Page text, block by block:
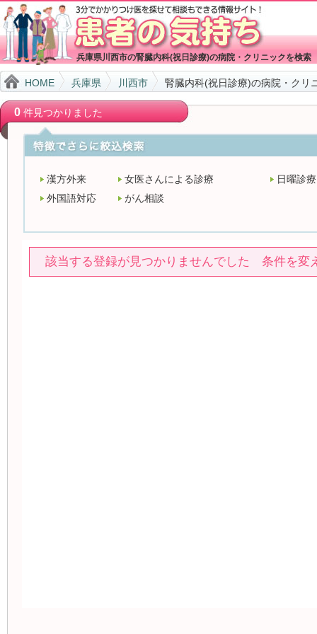
兵庫県川西市の腎臓内科(祝日診療)の病院・クリニックを検索
HOME 兵庫県 川西市 腎臓内科(祝日診療)の病院・クリ
0件見つかりました
漢方外来 女医さんによる診療
日曜診療
外国語対応
がん相談
該当する登録が見つかりませんでした 条件を